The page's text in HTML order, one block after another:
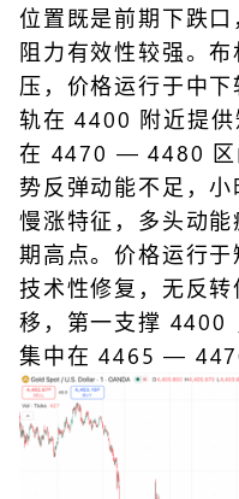
位置既是前期下跌口
阻力有效性较强。
压，价格运行于中
轨在 4400 附近提
在 4470 — 4480 区
势反弹动能不足，
慢涨特征，多头动
期高点。价格运行
技术性修复，无反
移，第一支撑 4400
集中在 4465 —